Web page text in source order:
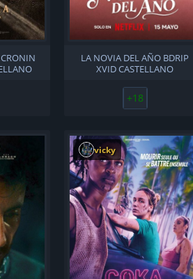
LA NOVIA DEL AÑO BDRIP
XVID CASTELLANO
+18
vicky